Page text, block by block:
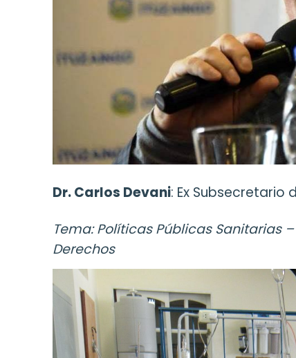
Dr. Carlos Devani: Ex Subsecretario
Tema: Políticas Públicas Sanitarias
Derechos